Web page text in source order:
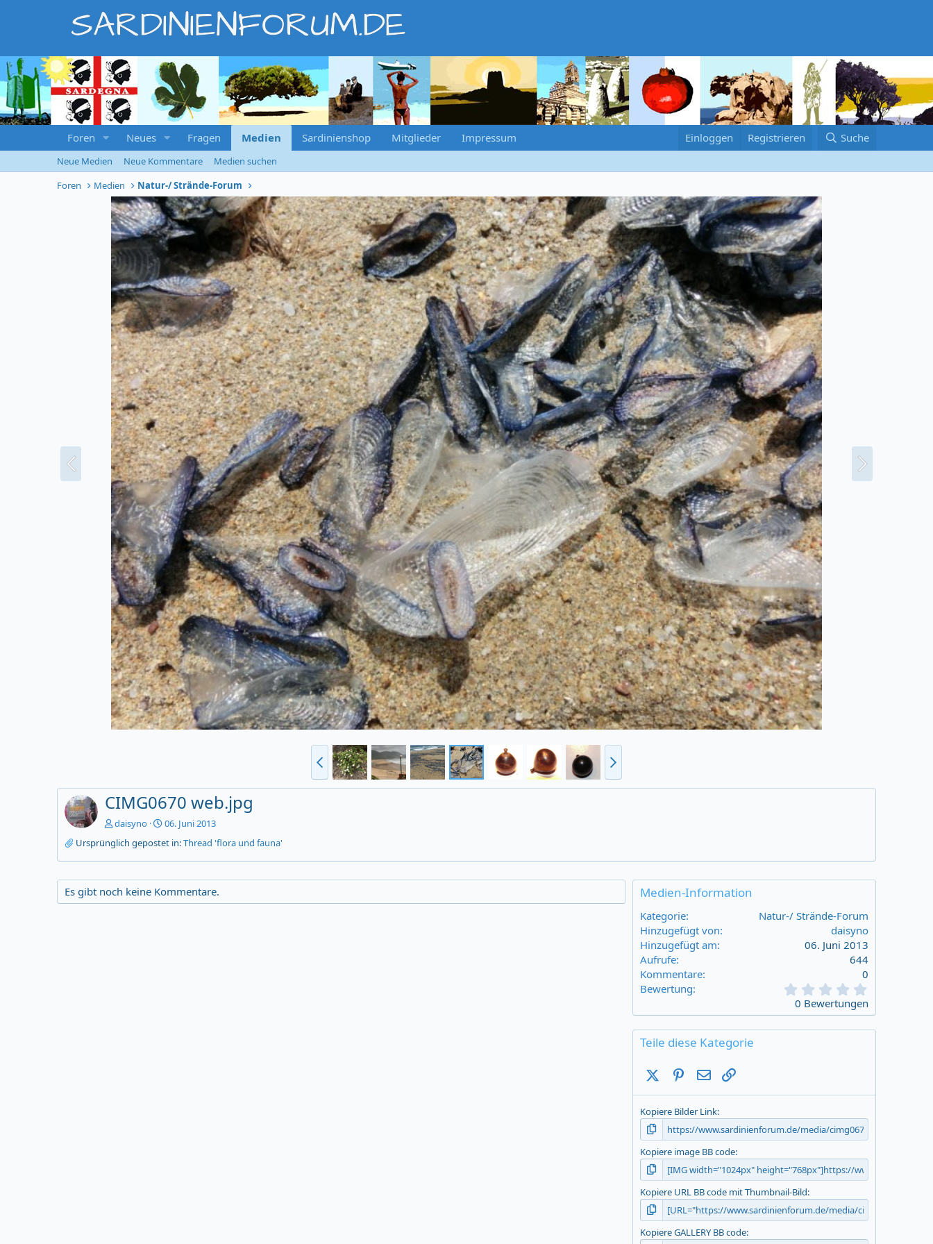
SARDINIENFORUM.DE
Foren Neues Fragen Medien Sardinienshop Mitglieder Impressum Einloggen Registrieren Suche
Neue Medien Neue Kommentare
Medien suchen
Foren
Medien Natur-/ Strände-Forum
CIMG0670 web.jpg
daisyno
06. Juni 2013
Ursprünglich gepostet in:Thread 'flora und fauna'
Es gibt noch keine Kommentare. Medien-Information
Kategorie
Natur-/ Strände-Forum
Hinzugefügt von
daisyno
Hinzugefügt am
06. Juni 2013
Aufrufe
644
Kommentare
0
Bewertung
0
0
s
0 Bewertungen
Teile diese Kategorie
X (Twitter)Pinterest
E-Mail
Kopiere Bilder Link
Kopiere image BB code
Kopiere URL BB code mit Thumbnail-Bild
Kopiere GALLERY BB code